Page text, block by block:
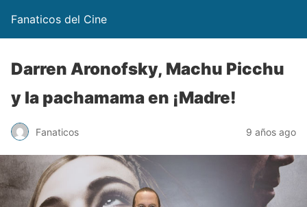
Fanaticos del Cine
Darren Aronofsky, Machu Picchu
y la pachamama en ¡Madre!
Fanaticos 9 años ago